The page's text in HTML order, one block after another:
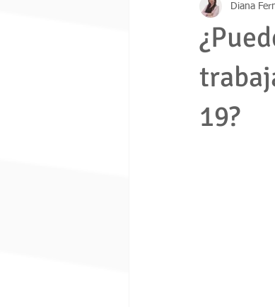
insolvencia deudas
economia solidaria
Ley 1480 de 2011
19?
Diana